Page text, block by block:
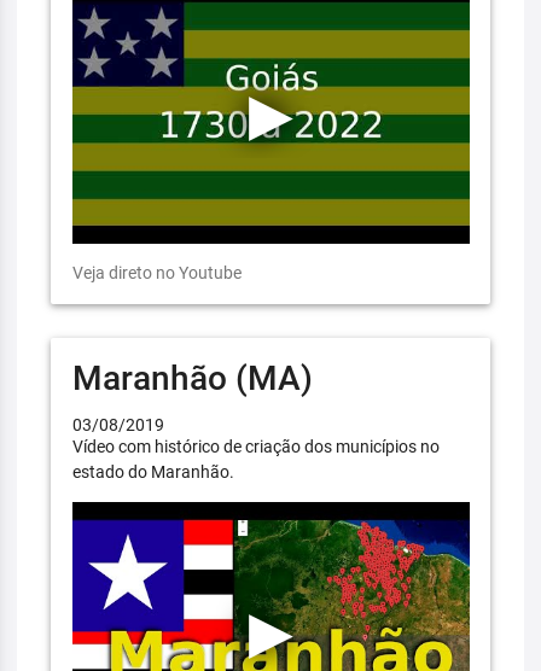
Veja direto no Youtube
Maranhão (MA)
03/08/2019
Vídeo com histórico de criação dos municípios no
estado do Maranhão.